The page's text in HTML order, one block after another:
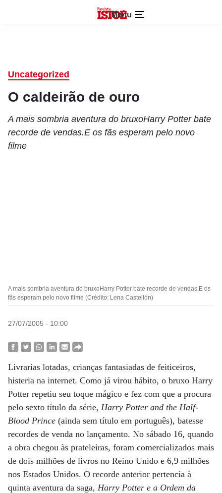
Menu
Uncategorized
O caldeirão de ouro
A mais sombria aventura do bruxoHarry Potter bate
recorde de vendas.E os fãs esperam pelo novo
filme
A mais sombria aventura do bruxoHarry Potter bate recorde de vendas.E os
fãs esperam pelo novo filme (Crédito: Lena Castellón)
27/07/2005 - 10:00
Livrarias lotadas, crianças fantasiadas de feiticeiros,
histeria na internet. Como já virou hábito, o bruxo Harry
Potter repetiu seu toque mágico e fez com que a procura
pelo sexto título da série, Harry Potter and the Half-
Blood Prince (ainda sem título em português), batesse
recordes de venda no lançamento. No sábado 16, quando
a obra chegou às prateleiras, foram comercializados mais
de dois milhões de livros no Reino Unido e 6,9 milhões
nos Estados Unidos. O recorde anterior pertencia à
quinta aventura da saga, Harry Potter e a Ordem da